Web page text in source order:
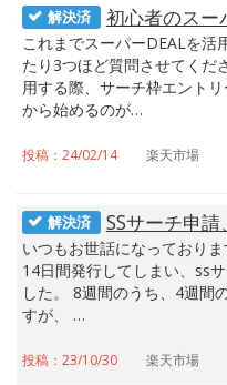
解決済 初心者のスー
これまでスーパーDEALを活
たり3つほど質問させてく
用する際、サーチ枠エント
から始めるのが…
投稿：24/02/14 楽天市場
解決済 SSサーチ申
いつもお世話になっており
14日間発行してしまい、ss
した。 8週間のうち、4週間
すが、 …
投稿：23/10/30 楽天市場